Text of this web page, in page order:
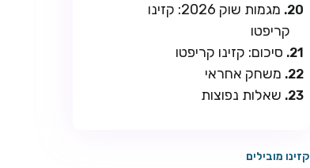
מגמות שוק 2026: קזינו
קריפטו
סיכום: קזינו קריפטו
משחק אחראי
שאלות נפוצות
קזינו מובילים